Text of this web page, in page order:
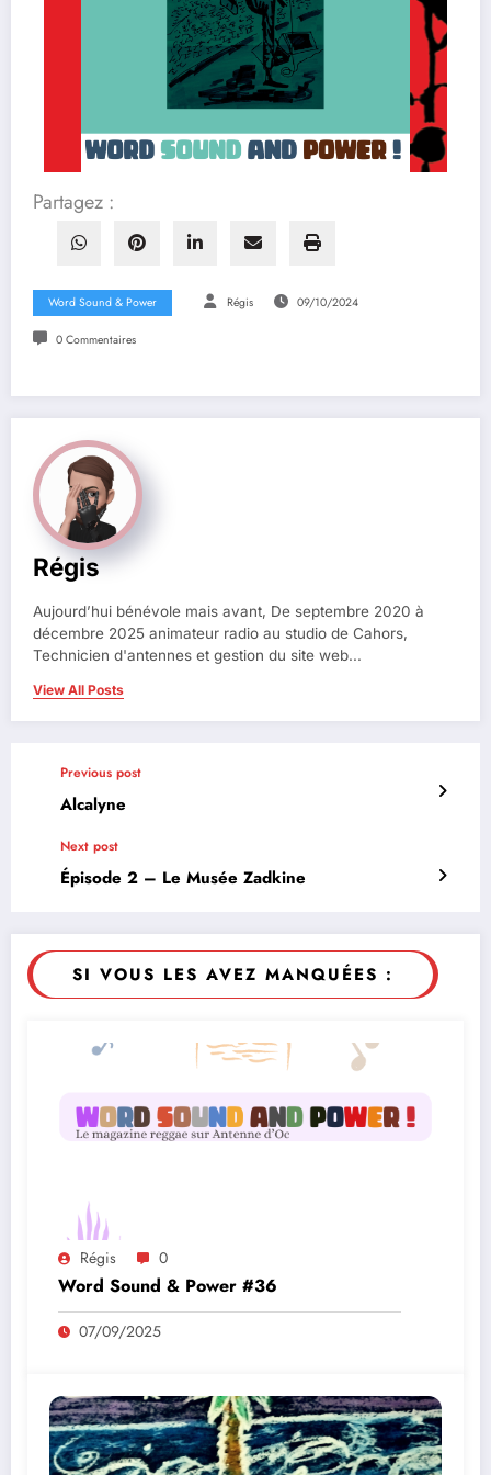
Partagez :
Word Sound & Power Régis 09/10/2024
0 Commentaires
Régis
Aujourd’hui bénévole mais avant, De septembre 2020 à
décembre 2025 animateur radio au studio de Cahors,
Technicien d'antennes et gestion du site web...
View All Posts
Previous post
Alcalyne
Next post
Épisode 2 – Le Musée Zadkine
SI VOUS LES AVEZ MANQUÉES :
Régis 0
Word Sound & Power #36
07/09/2025